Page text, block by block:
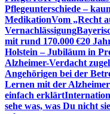
Pflegeunterschiede –
MedikationVom „Recht
Vernachlässigung
mit rund 170.000 €20
Holstein – Jubiläum in
Alzheimer-Verdacht
Angehörigen bei der
Lernen mit der
einfach erklärt
sehe was, was Du nicht